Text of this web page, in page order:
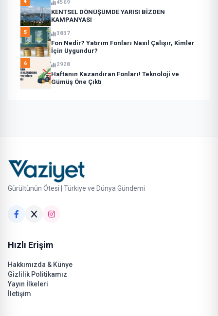
4569
KENTSEL DÖNÜŞÜMDE YARISI BİZDEN
KAMPANYASI
5 3837
Fon Nedir? Yatırım Fonları Nasıl Çalışır, Kimler
İçin Uygundur?
6 2928
Haftanın Kazandıran Fonları! Teknoloji ve
Gümüş Öne Çıktı
Gürültünün Ötesi | Türkiye ve Dünya Gündemi
Hızlı Erişim
Hakkımızda & Künye
Gizlilik Politikamız
Yayın İlkeleri
İletişim